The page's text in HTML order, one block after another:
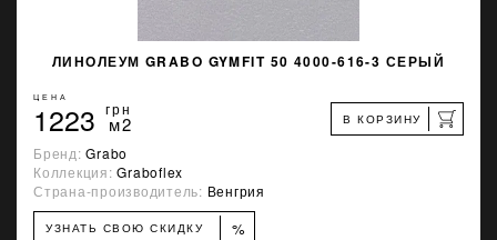
ЛИНОЛЕУМ GRABO GYMFIT 50 4000-616-3 СЕРЫЙ
ЦЕНА
1223 грн
м2 В КОРЗИНУ
Бренд:Grabo
Коллекция:Graboflex
Страна-производитель: Венгрия
УЗНАТЬ СВОЮ СКИДКУ %